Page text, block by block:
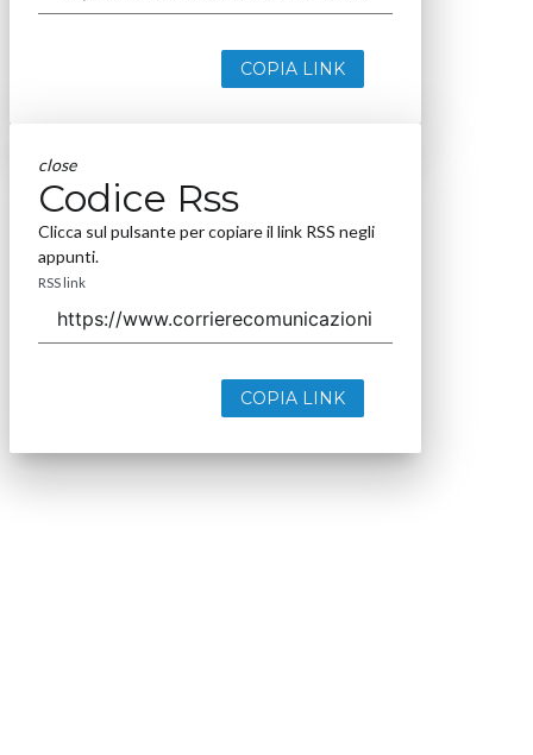
COPIA LINK
close
Codice Rss
Clicca sul pulsante per copiare il link RSS negli
appunti.
RSS link
COPIA LINK